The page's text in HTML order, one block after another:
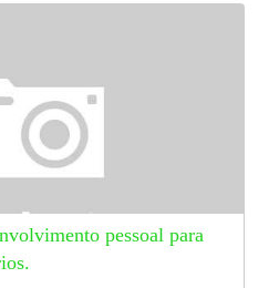
pessoal para